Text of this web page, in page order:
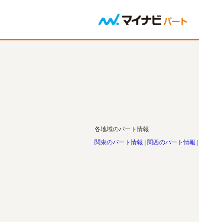
各地域のパート情報
関東のパート情報
関西のパート情報